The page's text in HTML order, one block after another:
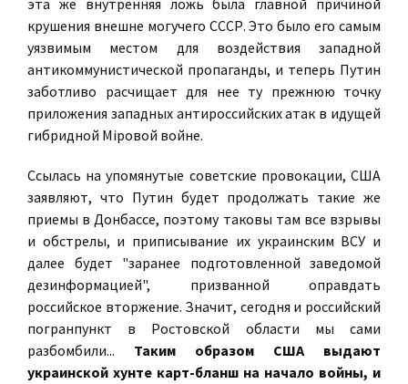
эта же внутренняя ложь была главной причиной
крушения внешне могучего СССР. Это было его самым
уязвимым местом для воздействия западной
антикоммунистической пропаганды, и теперь Путин
заботливо расчищает для нее ту прежнюю точку
приложения западных антироссийских атак в идущей
гибридной Мiровой войне.
Ссылась на упомянутые советские провокации, США
заявляют, что Путин будет продолжать такие же
приемы в Донбассе, поэтому таковы там все взрывы
и обстрелы, и приписывание их украинским ВСУ и
далее будет "заранее подготовленной заведомой
дезинформацией", призванной оправдать
российское вторжение. Значит, сегодня и российский
погранпункт в Ростовской области мы сами
разбомбили... Таким образом США выдают
украинской хунте карт-бланш на начало войны, и